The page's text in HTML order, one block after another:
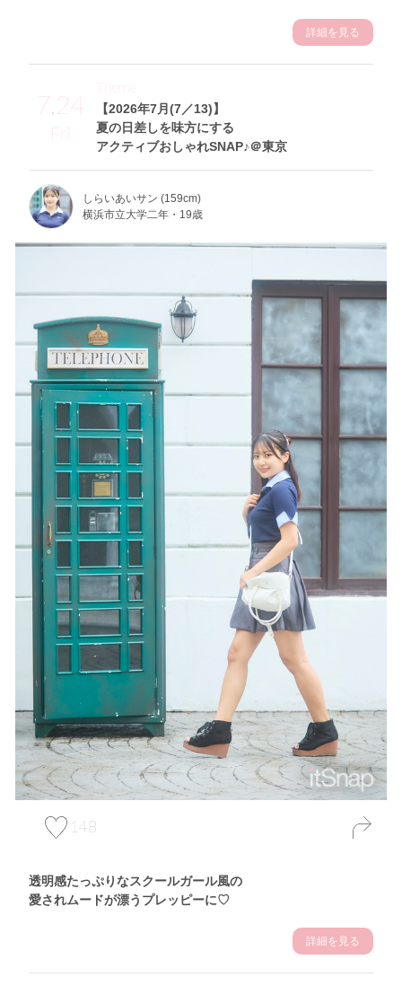
詳細を見る
7.24
Fri
【2026年7月(7／13)】
夏の日差しを味方にする
アクティブおしゃれSNAP♪＠東京
Theme
しらいあいサン (159cm)
横浜市立大学二年・19歳
148
透明感たっぷりなスクールガール風の
愛されムードが漂うプレッピーに♡
詳細を見る